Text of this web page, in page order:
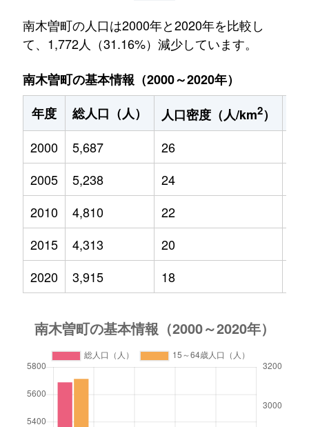
南木曽町の人口は2000年と2020年を比較し
て、1,772人（31.16%）減少しています。
南木曽町の基本情報（2000～2020年）
年度
総人口（人） 人口密度（人/km2）
2000
5,687 26
2005
5,238 24
2010
4,810 22
2015
4,313 20
2020
3,915 18